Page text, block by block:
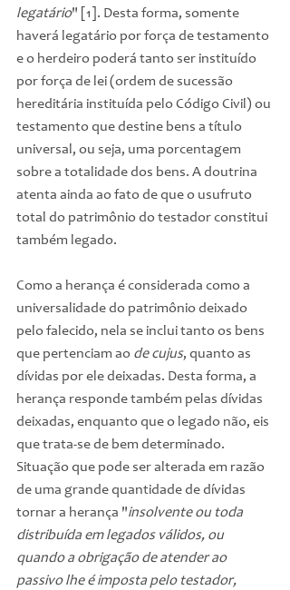
legatário" [1]. Desta forma, somente
haverá legatário por força de testamento
e o herdeiro poderá tanto ser instituído
por força de lei (ordem de sucessão
hereditária instituída pelo Código Civil) ou
testamento que destine bens a título
universal, ou seja, uma porcentagem
sobre a totalidade dos bens. A doutrina
atenta ainda ao fato de que o usufruto
total do patrimônio do testador constitui
também legado.
Como a herança é considerada como a
universalidade do patrimônio deixado
pelo falecido, nela se inclui tanto os bens
que pertenciam ao de cujus, quanto as
dívidas por ele deixadas. Desta forma, a
herança responde também pelas dívidas
deixadas, enquanto que o legado não, eis
que trata-se de bem determinado.
Situação que pode ser alterada em razão
de uma grande quantidade de dívidas
tornar a herança "insolvente ou toda
distribuída em legados válidos, ou
quando a obrigação de atender ao
passivo lhe é imposta pelo testador,